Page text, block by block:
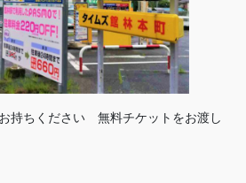
持ちください 無料チケットをお渡し